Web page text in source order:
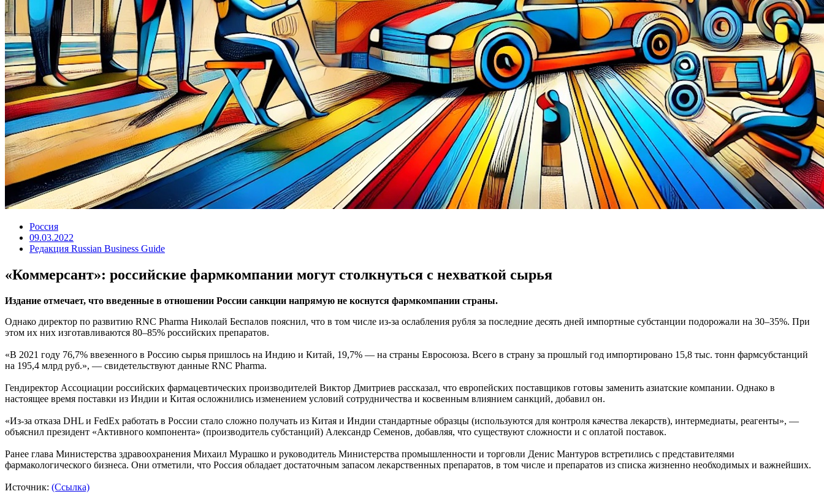
Россия
09.03.2022
Редакция Russian Business Guide
«Коммерсант»: российские фармкомпании могут столкнуться с нехваткой сырья
Издание отмечает, что введенные в отношении России санкции напрямую не коснутся фармкомпании страны.
Однако директор по развитию RNC Pharma Николай Беспалов пояснил, что в том числе из-за ослабления рубля за последние десять дней импортные субстанции подорожали на 30–35%. При
этом их них изготавливаются 80–85% российских препаратов.
«В 2021 году 76,7% ввезенного в Россию сырья пришлось на Индию и Китай, 19,7% — на страны Евросоюза. Всего в страну за прошлый год импортировано 15,8 тыс. тонн фармсубстанций
на 195,4 млрд руб.», — свидетельствуют данные RNC Pharma.
Гендиректор Ассоциации российских фармацевтических производителей Виктор Дмитриев рассказал, что европейских поставщиков готовы заменить азиатские компании. Однако в
настоящее время поставки из Индии и Китая осложнились изменением условий сотрудничества и косвенным влиянием санкций, добавил он.
«Из-за отказа DHL и FedEx работать в России стало сложно получать из Китая и Индии стандартные образцы (используются для контроля качества лекарств), интермедиаты, реагенты», —
объяснил президент «Активного компонента» (производитель субстанций) Александр Семенов, добавляя, что существуют сложности и с оплатой поставок.
Ранее глава Министерства здравоохранения Михаил Мурашко и руководитель Министерства промышленности и торговли Денис Мантуров встретились с представителями
фармакологического бизнеса. Они отметили, что Россия обладает достаточным запасом лекарственных препаратов, в том числе и препаратов из списка жизненно необходимых и важнейших.
Источник: (Ссылка)